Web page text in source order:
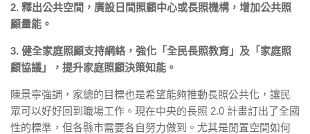
2. 釋出公共空間，廣設日間照顧中心或長照機構，增加公共照
顧量能。
3. 健全家庭照顧支持網絡，強化「全民長照教育」及「家庭照
顧協議」，提升家庭照顧決策知能。
陳景寧強調，家總的目標也是希望能夠推動長照公共化，讓民
眾可以好好回到職場工作。現在中央的長照 2.0 計畫訂出了全國
性的標準，但各縣市需要各自努力做到。尤其是閒置空間如何